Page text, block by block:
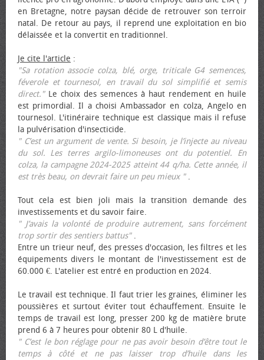
en Bretagne, notre paysan décide de retrouver son terroir
natal. De retour au pays, il reprend une exploitation en bio
délaissée et la convertit en traditionnel.
Je cite l'article :
"Sa rotation associe colza, blé, orge, triticale G4 semences,
féverole et tournesol, en travail du sol simplifié et semis
direct."Le choix des semences à haut rendement en huile
est primordial. Il a choisi Ambassador en colza, Angelo en
tournesol. L'itinéraire technique est classique mais il refuse
la pulvérisation d'insecticide.
" C’est un argument de vente. Si besoin, je l’injecte au niveau
du sol. Les terres argilo-limoneuses ont du potentiel. En
colza, la campagne 2024-2025 atteint 44 q/ha. Cette année, il
est très beau, on devrait faire un peu mieux ".
Tout cela est bien joli mais la transition demande des
investissements et du savoir faire.
" J’avais la volonté de produire autrement, sans forcément
trop sortir des sentiers battus".
Entre un trieur neuf, des presses d'occasion, les filtres et les
équipements divers le montant de l'investissement est de
60.000 €. L'atelier est entré en production en 2024.
Le travail est technique. Il faut trier les graines, éliminer les
poussières et surtout éviter tout échauffement. Ensuite le
temps de travail est long, presser 200 kg de matière brute
prend 6 à 7 heures pour obtenir 80 L d'huile.
" C’est le bon réglage pour ne pas avoir besoin d’être tout le
temps à côté et ne pas laisser trop d’huile dans les